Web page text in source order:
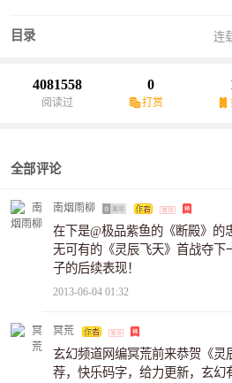
目录
连
4081558
阅读过
0
打赏
全部评论
南烟雨柳
在下是@极品紫鱼的《断殿》的
无可有的《灵辰飞天》首战夺下
子的后续表现！
2013-06-04 01:32
冥荒
玄幻频道网编冥荒前来恭贺《灵
荐，快乐码字，给力更新，玄幻